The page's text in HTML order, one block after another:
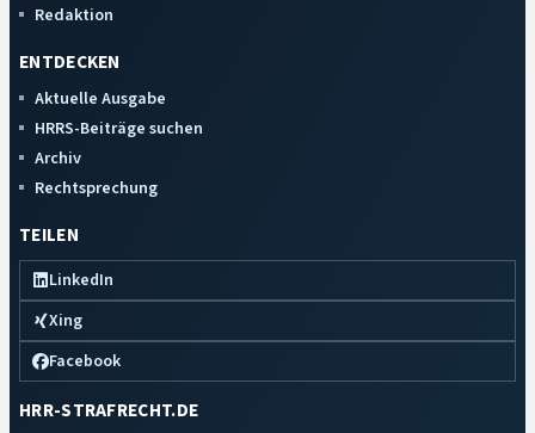
Redaktion
ENTDECKEN
Aktuelle Ausgabe
HRRS-Beiträge suchen
Archiv
Rechtsprechung
TEILEN
LinkedIn
Xing
Facebook
HRR-STRAFRECHT.DE